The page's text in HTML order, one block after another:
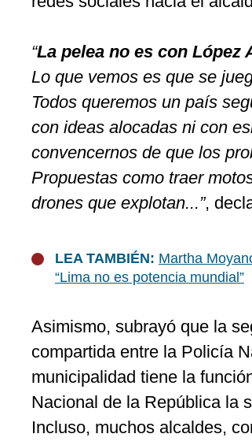
“La pelea no es con López
Lo que vemos es que se
Todos queremos un país
con ideas alocadas ni con
convencernos de que los
Propuestas como traer
drones que explotan...”,
LEA TAMBIÉN: Martha
“Lima no es potencia mundial”
Asimismo, subrayó que la
compartida entre la Policía
municipalidad tiene la
Nacional de la República la
Incluso, muchos alcaldes,